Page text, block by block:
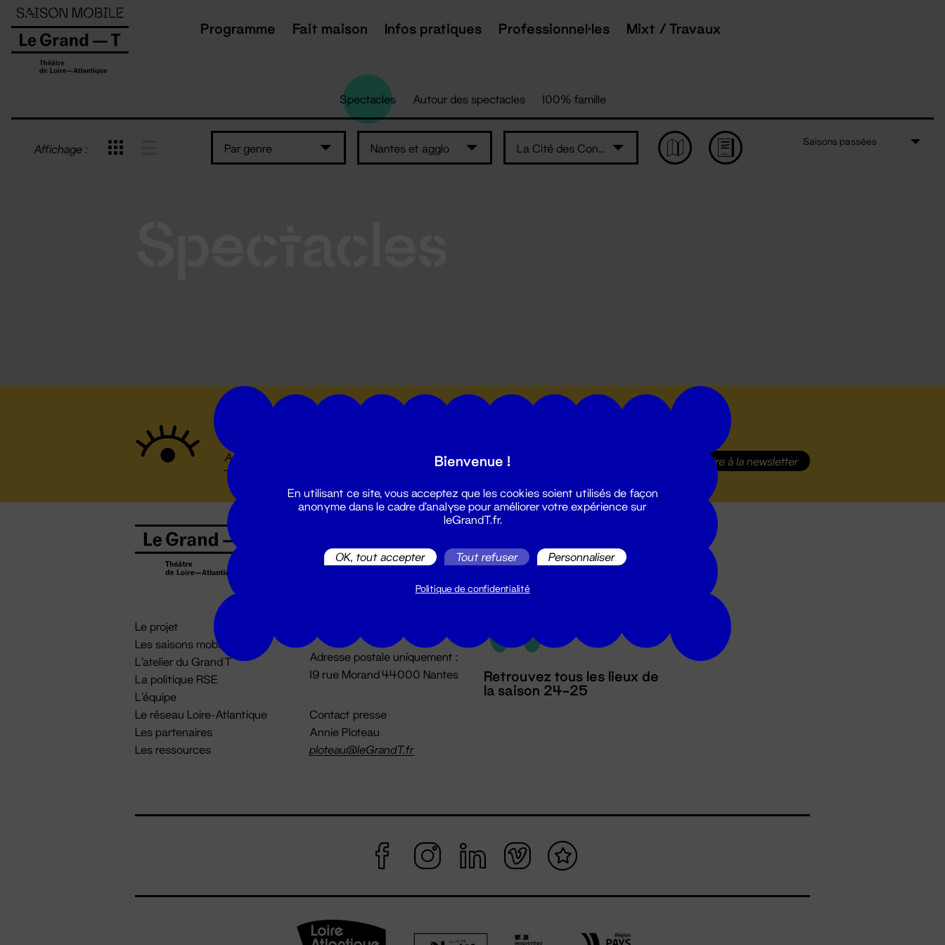
Programme Fait maison Infos pratiques Professionnel·les Mixt / Travaux
Spectacles Autour des spectacles 100% famille
Affichage : Par genre Nantes et agglo La Cité des Congrès de Nantes
Saisons passées
S'inscrire à la newsletter
Le projet
Les saisons mobiles
L'atelier du Grand T
La politique RSE
L'équipe
Le réseau Loire-Atlantique
Les partenaires
Les ressources
02 51 88 25 25
billetterie@leGrandT.fr
Du lundi au vendredi 14h → 18h
Adresse postale uniquement :
19 rue Morand 44000 Nantes
Contact presse
Annie Ploteau
ploteau@leGrandT.fr
Retrouvez tous les lieux de
la saison 24-25
Panneau de gestion des cookies
Bienvenue !
En utilisant ce site, vous acceptez que les cookies soient utilisés de façon
anonyme dans le cadre d'analyse pour améliorer votre expérience sur
leGrandT.fr.
OK, tout accepter Tout refuser Personnaliser
Politique de confidentialité